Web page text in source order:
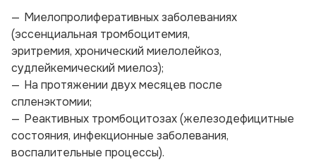
Миелопролиферативных заболеваниях
(эссенциальная тромбоцитемия,
эритремия, хронический миелолейкоз,
судлейкемический миелоз);
На протяжении двух месяцев после
спленэктомии;
Реактивных тромбоцитозах (железодефицитные
состояния, инфекционные заболевания,
воспалительные процессы).